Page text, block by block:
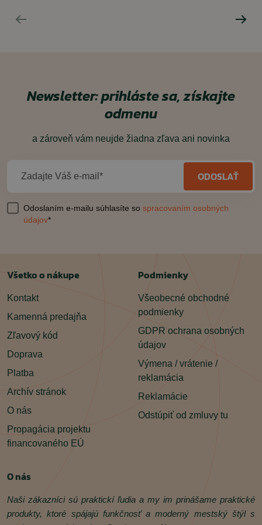
Newsletter: prihláste sa, získajte
odmenu
a zároveň vám neujde žiadna zľava ani novinka
Zadajte Váš e-mail* ODOSLAŤ
Odoslaním e-mailu súhlasíte so spracovaním osobných
údajov*
Všetko o nákupe
Kontakt
Kamenná predajňa
Zľavový kód
Doprava
Platba
Archív stránok
O nás
Propagácia projektu
financovaného EÚ
Podmienky
Všeobecné obchodné
podmienky
GDPR ochrana osobných
údajov
Výmena / vrátenie /
reklamácia
Reklamácie
Odstúpiť od zmluvy tu
O nás
Naši zákazníci sú praktickí ľudia a my im prinášame praktické
produkty, ktoré spájajú funkčnosť a moderný mestský štýl s